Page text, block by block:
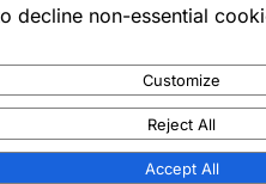
decline non-essential
Customize
Reject All
Accept All